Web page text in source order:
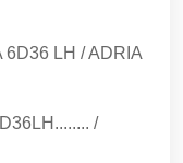
6D36 LH / ADRIA
/